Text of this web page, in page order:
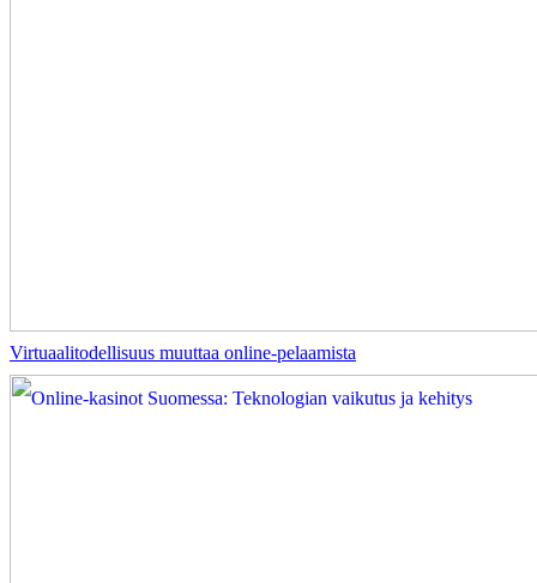
Virtuaalitodellisuus muuttaa online-pelaamista